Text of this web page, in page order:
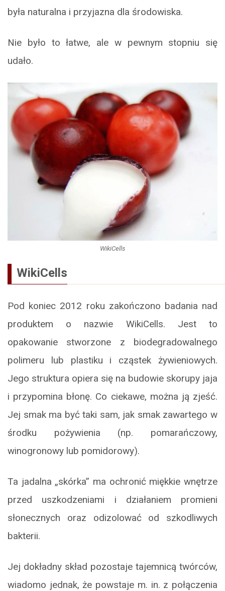
była naturalna i przyjazna dla środowiska.
Nie było to łatwe, ale w pewnym stopniu się
udało.
WikiCells
WikiCells
Pod koniec 2012 roku zakończono badania nad
produktem o nazwie WikiCells. Jest to
opakowanie stworzone z biodegradowalnego
polimeru lub plastiku i cząstek żywieniowych.
Jego struktura opiera się na budowie skorupy jaja
i przypomina błonę. Co ciekawe, można ją zjeść.
Jej smak ma być taki sam, jak smak zawartego w
środku pożywienia (np. pomarańczowy,
winogronowy lub pomidorowy).
Ta jadalna „skórka” ma ochronić miękkie wnętrze
przed uszkodzeniami i działaniem promieni
słonecznych oraz odizolować od szkodliwych
bakterii.
Jej dokładny skład pozostaje tajemnicą twórców,
wiadomo jednak, że powstaje m. in. z połączenia